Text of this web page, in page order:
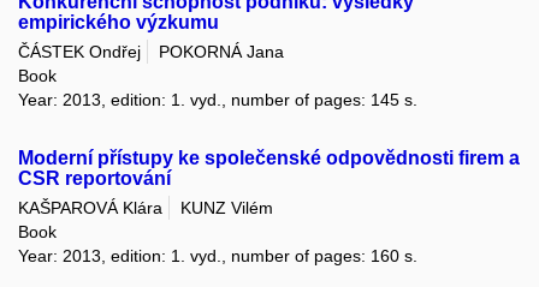
empirického výzkumu
ČÁSTEK Ondřej
POKORNÁ Jana
Book
Year: 2013, edition: 1. vyd., number of pages: 145 s.
Moderní přístupy ke společenské odpovědnosti firem a
CSR reportování
KAŠPAROVÁ Klára
KUNZ Vilém
Book
Year: 2013, edition: 1. vyd., number of pages: 160 s.